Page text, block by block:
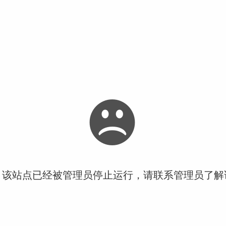
站点已经被管理员停止运行，请联系管理员了